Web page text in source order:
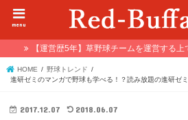
menu
【運営歴5年】草野球チームを運営する
HOME
野球トレンド
進研ゼミのマンガで野球も学べる！？読み放題の進研ゼ
2017.12.07 2018.06.07